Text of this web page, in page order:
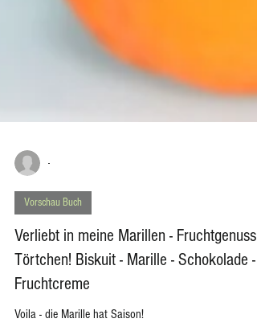
-
Vorschau Buch